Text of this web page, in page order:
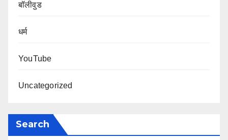
बॉलीवुड
धर्म
YouTube
Uncategorized
Search